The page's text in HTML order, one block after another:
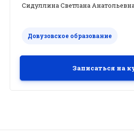
Сидуллина Светлана Анатольевна.
Довузовское образование
Записаться на